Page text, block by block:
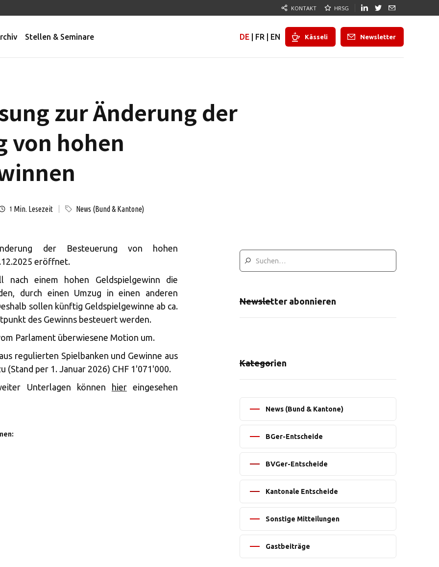
KONTAKT HRSG
Stellen & Seminare DE FR EN Kässeli Newsletter
zur Änderung der
von hohen
1 Min. Lesezeit News (Bund & Kantone)
der Besteuerung von hohen
eröffnet.
nach einem hohen Geldspielgewinn die
durch einen Umzug in einen anderen
sollen künftig Geldspielgewinne ab ca.
des Gewinns besteuert werden.
Parlament überwiesene Motion um.
regulierten Spielbanken und Gewinne aus
(Stand per 1. Januar 2026) CHF 1'071'000.
Unterlagen können
hiereingesehen
Newsletter abonnieren
Kategorien
News (Bund & Kantone)
BGer-Entscheide
BVGer-Entscheide
Kantonale Entscheide
Sonstige Mitteilungen
Gastbeiträge